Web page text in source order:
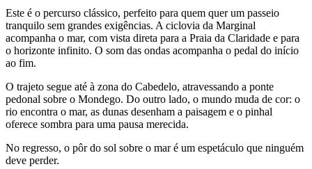
Este é o percurso clássico, perfeito para quem quer um passeio
tranquilo sem grandes exigências. A ciclovia da Marginal
acompanha o mar, com vista direta para a Praia da Claridade e para
o horizonte infinito. O som das ondas acompanha o pedal do início
ao fim.
O trajeto segue até à zona do Cabedelo, atravessando a ponte
pedonal sobre o Mondego. Do outro lado, o mundo muda de cor: o
rio encontra o mar, as dunas desenham a paisagem e o pinhal
oferece sombra para uma pausa merecida.
No regresso, o pôr do sol sobre o mar é um espetáculo que ninguém
deve perder.